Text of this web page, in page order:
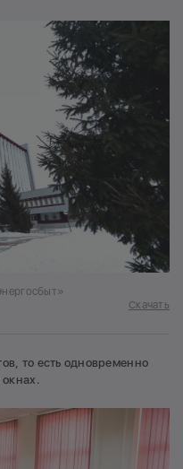
Скачать
то есть одновременно
окнах.